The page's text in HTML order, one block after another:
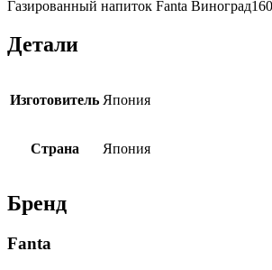
Газированный напиток Fanta
Детали
Изготовитель Япония
Страна Япония
Бренд
Fanta